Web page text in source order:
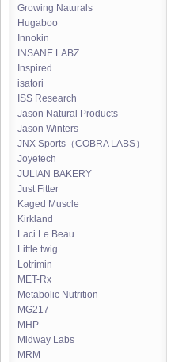
Growing Naturals
Hugaboo
Innokin
INSANE LABZ
Inspired
isatori
ISS Research
Jason Natural Products
Jason Winters
JNX Sports（COBRA LABS）
Joyetech
JULIAN BAKERY
Just Fitter
Kaged Muscle
Kirkland
Laci Le Beau
Little twig
Lotrimin
MET-Rx
Metabolic Nutrition
MG217
MHP
Midway Labs
MRM